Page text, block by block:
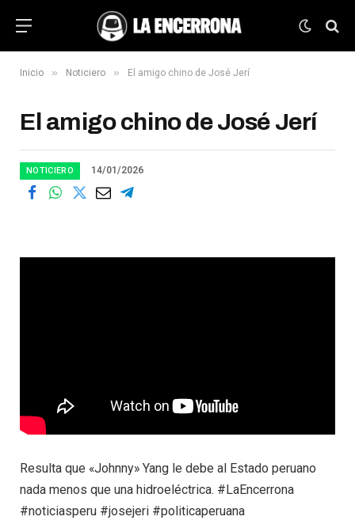
Inicio » Noticiero » El amigo chino de José Jerí
El amigo chino de José Jerí
NOTICIERO 14/01/2026
Resulta que «Johnny» Yang le debe al Estado peruano
nada menos que una hidroeléctrica. #LaEncerrona
#noticiasperu #josejeri #politicaperuana